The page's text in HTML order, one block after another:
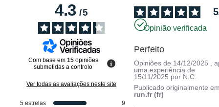
4.3/5
Com base em 15 opiniões
submetidas a controlo
Ver todas as avaliações neste site
5 estrelas
9
5
Opinião verificada
Perfeito
Opiniões de 14/12/2025
,
uma experiência de
15/11/2025 por N.C.
Publicado originalmente
run.fr (fr)